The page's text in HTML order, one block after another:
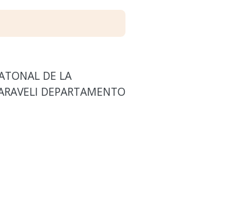
DE LA
DEPARTAMENTO